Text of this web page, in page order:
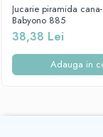
Jucarie piramida
Babyono 885
38,38 Lei
Adauga in